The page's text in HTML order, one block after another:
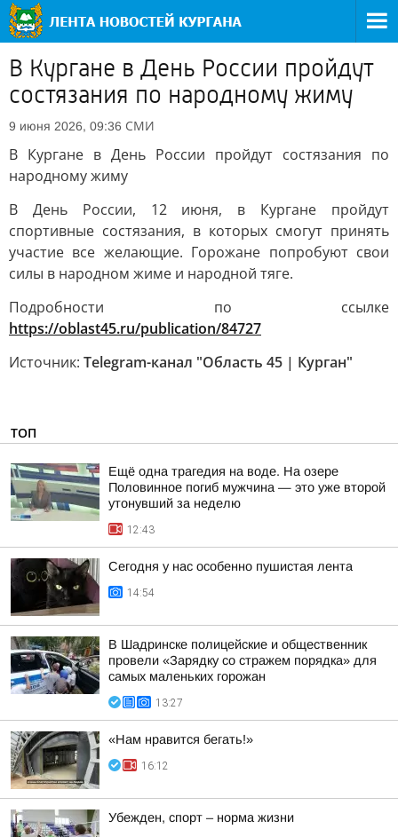
В Кургане в День России пройдут
состязания по народному жиму
9 июня 2026, 09:36 СМИ
В Кургане в День России пройдут состязания по
народному жиму
В День России, 12 июня, в Кургане пройдут
спортивные состязания, в которых смогут принять
участие все желающие. Горожане попробуют свои
силы в народном жиме и народной тяге.
Подробности по ссылке
https://oblast45.ru/publication/84727
Источник: Telegram-канал "Область 45 | Курган"
ТОП
Ещё одна трагедия на воде. На озере
Половинное погиб мужчина — это уже второй
утонувший за неделю
12:43
Сегодня у нас особенно пушистая лента
14:54
В Шадринске полицейские и общественник
провели «Зарядку со стражем порядка» для
самых маленьких горожан
13:27
«Нам нравится бегать!»
16:12
Убежден, спорт – норма жизни